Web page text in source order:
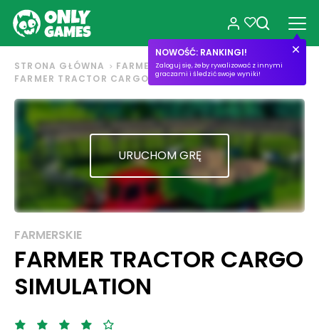
NOWOŚĆ: RANKINGI!
Zaloguj się, żeby rywalizować z innymi
graczami i śledzić swoje wyniki!
STRONA GŁÓWNA
FARMERSKIE
FARMER TRACTOR CARGO SIMULATION
URUCHOM GRĘ
FARMERSKIE
FARMER TRACTOR CARGO
SIMULATION